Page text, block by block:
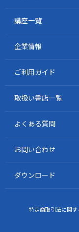
講座一覧
企業情報
ご利用ガイド
取扱い書店一覧
よくある質問
お問い合わせ
ダウンロード
特定商取引法に関す